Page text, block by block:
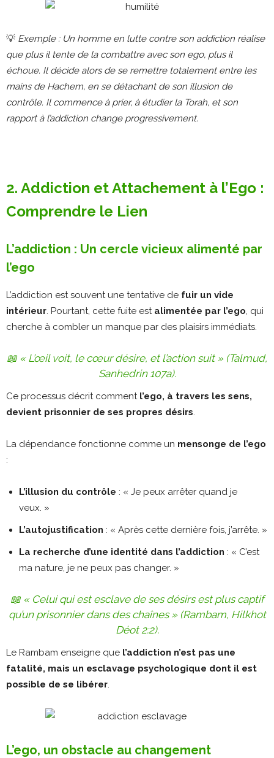
💡 Exemple : Un homme en lutte contre son addiction réalise
que plus il tente de la combattre avec son ego, plus il
échoue. Il décide alors de se remettre totalement entre les
mains de Hachem, en se détachant de son illusion de
contrôle. Il commence à prier, à étudier la Torah, et son
rapport à l’addiction change progressivement.
2. Addiction et Attachement à l’Ego :
Comprendre le Lien
L’addiction : Un cercle vicieux alimenté par
l’ego
L’addiction est souvent une tentative de fuir un vide
intérieur . Pourtant, cette fuite est alimentée par l’ego , qui
cherche à combler un manque par des plaisirs immédiats.
📖 « L’œil voit, le cœur désire, et l’action suit » (Talmud,
Sanhedrin 107a).
Ce processus décrit comment l’ego, à travers les sens,
devient prisonnier de ses propres désirs
La dépendance fonctionne comme un mensonge de l’ego
:
L’illusion du contrôle : « Je peux arrêter quand je
veux. »
L’autojustification : « Après cette dernière fois, j’arrête. »
La recherche d’une identité dans l’addiction : « C’est
ma nature, je ne peux pas changer. »
📖 « Celui qui est esclave de ses désirs est plus captif
qu’un prisonnier dans des chaînes » (Rambam, Hilkhot
Déot 2:2).
Le Rambam enseigne que l’addiction n’est pas une
fatalité, mais un esclavage psychologique dont il est
possible de se libérer
L’ego, un obstacle au changement